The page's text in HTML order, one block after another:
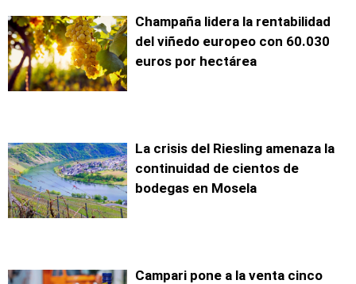
Champaña lidera la rentabilidad
del viñedo europeo con 60.030
euros por hectárea
La crisis del Riesling amenaza la
continuidad de cientos de
bodegas en Mosela
Campari pone a la venta cinco